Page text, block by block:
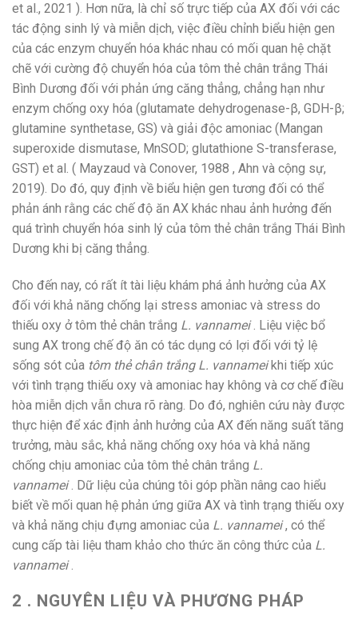
et al., 2021 ). Hơn nữa, là chỉ số trực tiếp của AX đối với các
tác động sinh lý và miễn dịch, việc điều chỉnh biểu hiện gen
của các enzym chuyển hóa khác nhau có mối quan hệ chặt
chẽ với cường độ chuyển hóa của tôm thẻ chân trắng Thái
Bình Dương đối với phản ứng căng thẳng, chẳng hạn như
enzym chống oxy hóa (glutamate dehydrogenase-β, GDH-β;
glutamine synthetase, GS) và giải độc amoniac (Mangan
superoxide dismutase, MnSOD; glutathione S-transferase,
GST) et al. ( Mayzaud và Conover, 1988 , Ahn và cộng sự,
2019). Do đó, quy định về biểu hiện gen tương đối có thể
phản ánh rằng các chế độ ăn AX khác nhau ảnh hưởng đến
quá trình chuyển hóa sinh lý của tôm thẻ chân trắng Thái Bình
Dương khi bị căng thẳng.
Cho đến nay, có rất ít tài liệu khám phá ảnh hưởng của AX
đối với khả năng chống lại stress amoniac và stress do
thiếu oxy ở tôm thẻ chân trắng L. vannamei. Liệu việc bổ
sung AX trong chế độ ăn có tác dụng có lợi đối với tỷ lệ
sống sót của tôm thẻ chân trắng L. vannameikhi tiếp xúc
với tình trạng thiếu oxy và amoniac hay không và cơ chế điều
hòa miễn dịch vẫn chưa rõ ràng. Do đó, nghiên cứu này được
thực hiện để xác định ảnh hưởng của AX đến năng suất tăng
trưởng, màu sắc, khả năng chống oxy hóa và khả năng
chống chịu amoniac của tôm thẻ chân trắng L.
vannamei. Dữ liệu của chúng tôi góp phần nâng cao hiểu
biết về mối quan hệ phản ứng giữa AX và tình trạng thiếu oxy
và khả năng chịu đựng amoniac của L. vannamei, có thể
cung cấp tài liệu tham khảo cho thức ăn công thức của L.
vannamei.
2 . NGUYÊN LIỆU VÀ PHƯƠNG PHÁP